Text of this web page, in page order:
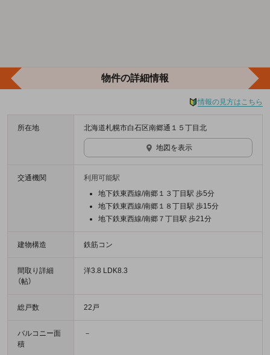
物件の詳細情報
情報の見方はこちら
所在地 北海道札幌市白石区南郷通１５丁目北
地図を表示
交通機関
利用可能駅
地下鉄東西線/南郷１３丁目駅 歩5分
地下鉄東西線/南郷１８丁目駅 歩15分
地下鉄東西線/南郷７丁目駅 歩21分
建物構造 鉄筋コン
間取り詳細
（帖）
洋3.8 LDK8.3
総戸数 22戸
バルコニー面
積
－